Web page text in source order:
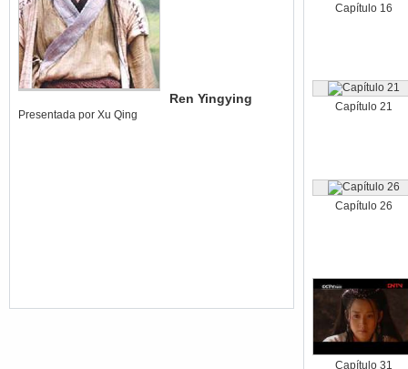
Ren Yingying
Presentada por Xu Qing
Capítulo 16
Capítulo 21
Capítulo 26
Capítulo 31